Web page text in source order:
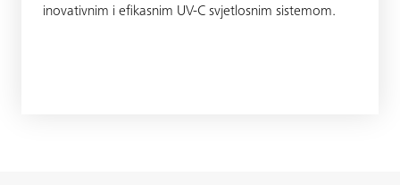
inovativnim i efikasnim UV-C svjetlosnim sistemom.